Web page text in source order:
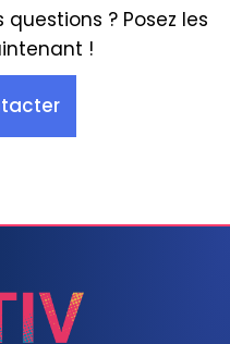
questions ? Posez les
!